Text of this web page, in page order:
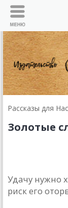
Рассказы для
Золотые
Удачу нужно
риск его